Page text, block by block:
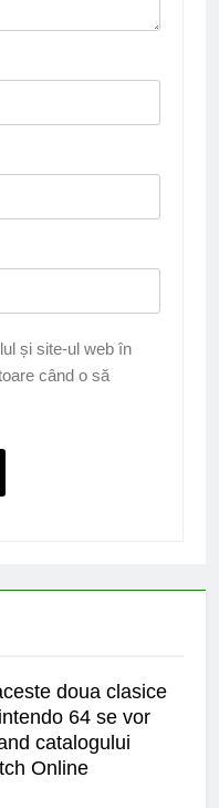
și site-ul web în
când o să
doua clasice
64 se vor
catalogului
Online